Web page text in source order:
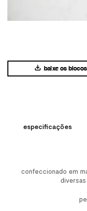
baixe os
especificações
confeccionado em